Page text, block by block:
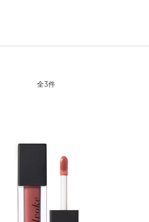
全3件